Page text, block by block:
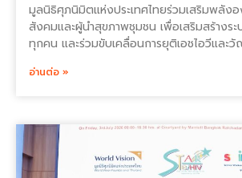
มูลนิธิศุภนิมิตแห่งประเทศไทยร่วมเสริมพลังอ
สังคมและผู้นำสุขภาพชุมชน เพื่อเสริมสร้างร
ทุกคน และร่วมขับเคลื่อนการยุติเอชไอวีและ
อ่านต่อ »